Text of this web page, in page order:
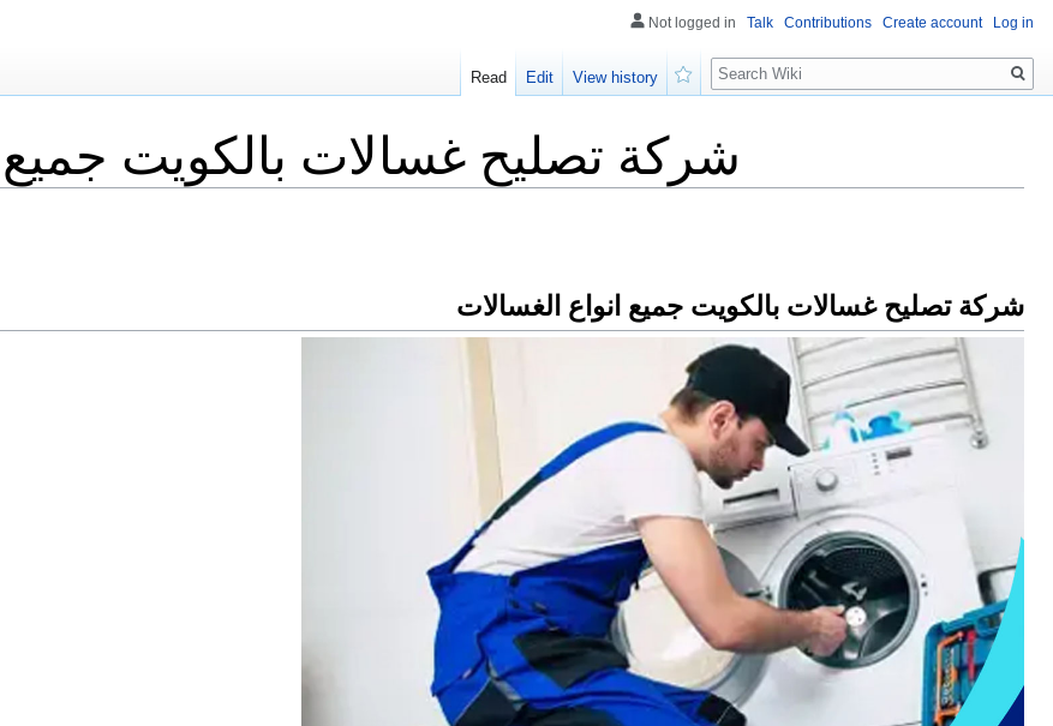
شركة تصليح غسالات بالكويت جميع
شركة تصليح غسالات بالكويت جميع انواع الغسالات
Not logged in Talk Contributions Create account Log in
Read Edit
View history
Search